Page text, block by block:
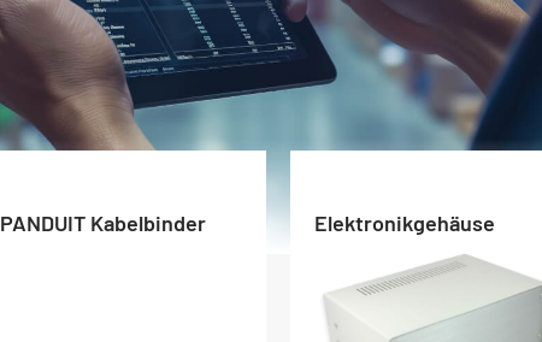
PANDUIT Kabelbinder Elektronikgehäuse